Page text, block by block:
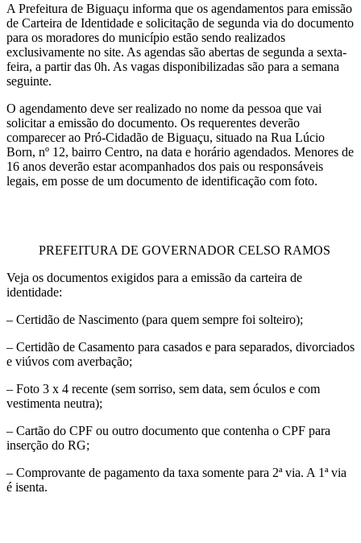
A Prefeitura de Biguaçu informa que os agendamentos para emissão
de Carteira de Identidade e solicitação de segunda via do documento
para os moradores do município estão sendo realizados
exclusivamente no site. As agendas são abertas de segunda a sexta-
feira, a partir das 0h. As vagas disponibilizadas são para a semana
seguinte.
O agendamento deve ser realizado no nome da pessoa que vai
solicitar a emissão do documento. Os requerentes deverão
comparecer ao Pró-Cidadão de Biguaçu, situado na Rua Lúcio
Born, nº 12, bairro Centro, na data e horário agendados. Menores de
16 anos deverão estar acompanhados dos pais ou responsáveis
legais, em posse de um documento de identificação com foto.
PREFEITURA DE GOVERNADOR CELSO RAMOS
Veja os documentos exigidos para a emissão da carteira de
identidade:
– Certidão de Nascimento (para quem sempre foi solteiro);
– Certidão de Casamento para casados e para separados, divorciados
e viúvos com averbação;
– Foto 3 x 4 recente (sem sorriso, sem data, sem óculos e com
vestimenta neutra);
– Cartão do CPF ou outro documento que contenha o CPF para
inserção do RG;
– Comprovante de pagamento da taxa somente para 2ª via. A 1ª via
é isenta.